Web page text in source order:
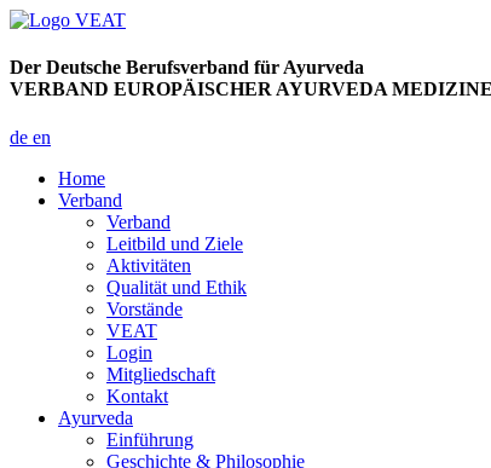
Der Deutsche Berufsverband für Ayurveda
VERBAND EUROPÄISCHER AYURVEDA
de en
Home
Verband
Verband
Leitbild und Ziele
Aktivitäten
Qualität und Ethik
Vorstände
VEAT
Login
Mitgliedschaft
Kontakt
Ayurveda
Einführung
Geschichte & Philosophie